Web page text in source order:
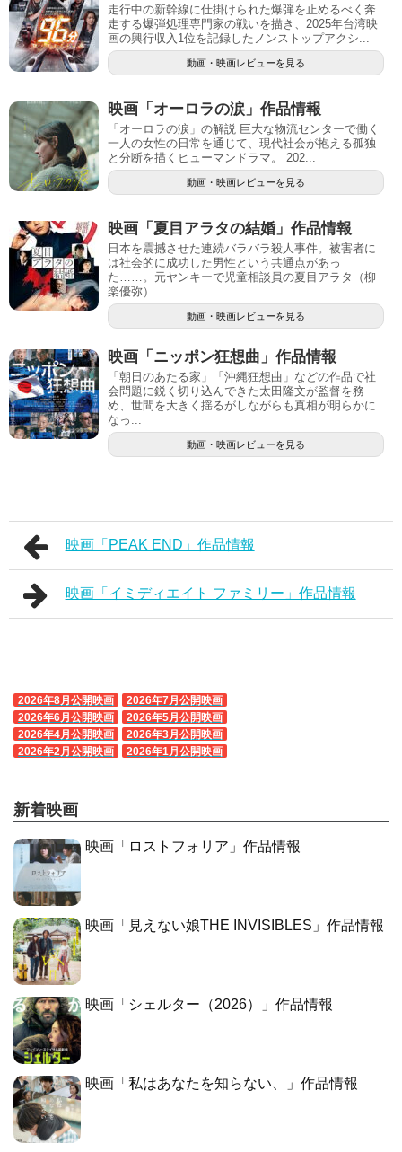
走行中の新幹線に仕掛けられた爆弾を止めるべく奔
走する爆弾処理専門家の戦いを描き、2025年台湾映
画の興行収入1位を記録したノンストップアクシ...
動画・映画レビューを見る
映画「オーロラの涙」作品情報
「オーロラの涙」の解説 巨大な物流センターで働く
一人の女性の日常を通じて、現代社会が抱える孤独
と分断を描くヒューマンドラマ。 202...
動画・映画レビューを見る
映画「夏目アラタの結婚」作品情報
日本を震撼させた連続バラバラ殺人事件。被害者に
は社会的に成功した男性という共通点があっ
た……。元ヤンキーで児童相談員の夏目アラタ（柳
楽優弥）...
動画・映画レビューを見る
映画「ニッポン狂想曲」作品情報
「朝日のあたる家」「沖縄狂想曲」などの作品で社
会問題に鋭く切り込んできた太田隆文が監督を務
め、世間を大きく揺るがしながらも真相が明らかに
なっ...
動画・映画レビューを見る
映画「PEAK END」作品情報
映画「イミディエイト ファミリー」作品情報
2026年8月公開映画
2026年7月公開映画
2026年6月公開映画
2026年5月公開映画
2026年4月公開映画
2026年3月公開映画
2026年2月公開映画
2026年1月公開映画
新着映画
映画「ロストフォリア」作品情報
映画「見えない娘THE INVISIBLES」作品情報
映画「シェルター（2026）」作品情報
映画「私はあなたを知らない、」作品情報